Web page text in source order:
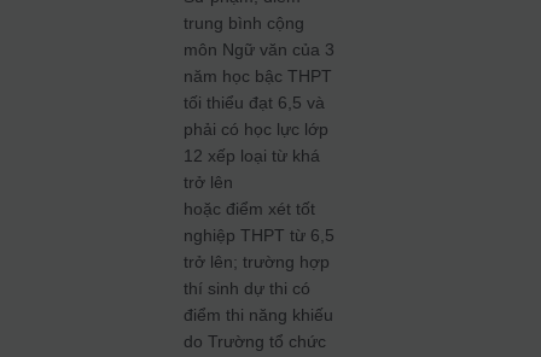
trung bình cộng
môn Ngữ văn của 3
năm học bậc THPT
tối thiểu đạt 6,5 và
phải có học lực lớp
12 xếp loại từ khá
trở lên
hoặc điểm xét tốt
nghiệp THPT từ 6,5
trở lên; trường hợp
thí sinh dự thi có
điểm thi năng khiếu
do Trường tổ chức